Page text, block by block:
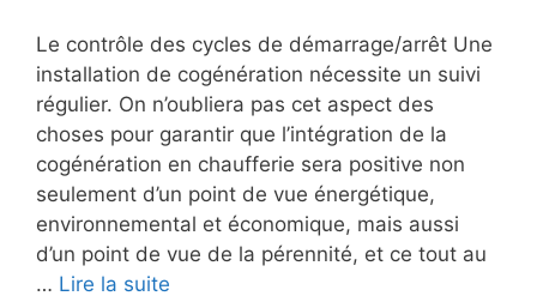
Le contrôle des cycles de démarrage/arrêt Une
installation de cogénération nécessite un suivi
régulier. On n’oubliera pas cet aspect des
choses pour garantir que l’intégration de la
cogénération en chaufferie sera positive non
seulement d’un point de vue énergétique,
environnemental et économique, mais aussi
d’un point de vue de la pérennité, et ce tout au
… Lire la suite